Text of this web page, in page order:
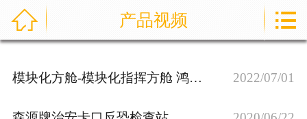
 产品视频 
模块化方舱-模块化指挥方舱 鸿马模块化方舱 2022/07/01